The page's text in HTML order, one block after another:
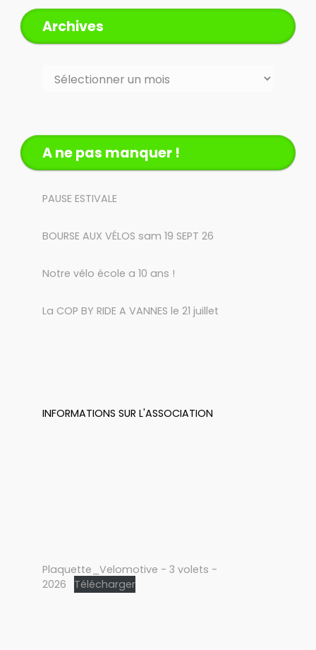
Archives
Archives
A ne pas manquer !
PAUSE ESTIVALE
BOURSE AUX VÉLOS sam 19 SEPT 26
Notre vélo école a 10 ans !
La COP BY RIDE A VANNES le 21 juillet
INFORMATIONS SUR L'ASSOCIATION
Plaquette_Velomotive - 3 volets -
2026
Télécharger